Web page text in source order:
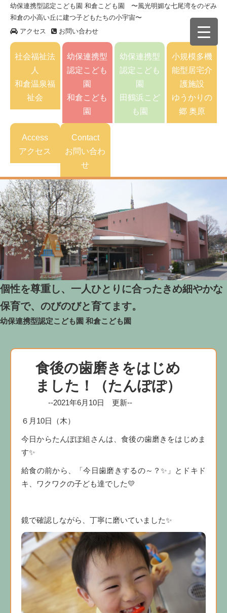
幼保連携型認定こども園 和倉こども園 〜風光明媚な七尾湾をのぞみ
和倉の小高い丘に建つ子どもたちの小宇宙〜
アクセス
お問い合わせ
社会福祉法
人
和倉温泉福
祉会
幼保連携型
認定こども
園
和倉こども
園
幼保連携型
認定こども
園
田鶴浜こど
も園
小規模多機
能型居宅介
護施設
ゆうかりの
郷 奥原
Access
アクセス
Contact
お問い合わ
せ
個性を尊重し、一人ひとりに合ったきめ細やかな
保育で、のびのびと育てます。
幼保連携型認定こども園 和倉こども園
食後の歯磨きをはじめ
ました！（たんぽぽ）
--2021年6月10日 更新--
６月10日（木）
今日からたんぽぽ組さんは、食後の歯磨きをはじめま
す✨
給食の前から、「今日歯磨きするの～？✨」とドキド
キ、ワクワクの子ども達でした💛
鏡で確認しながら、丁寧に磨いていました✨